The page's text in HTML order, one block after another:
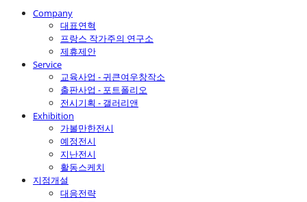
Company
대표연혁
프랑스 작가주의 연구소
제휴제안
Service
교육사업 - 귀큰여우창작소
출판사업 - 포트폴리오
전시기획 - 갤러리앤
Exhibition
가볼만한전시
예정전시
지난전시
활동스케치
지점개설
대응전략